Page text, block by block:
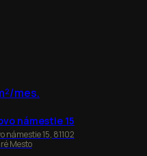
mes.
námestie 15
námestie 15, 81102
Mesto